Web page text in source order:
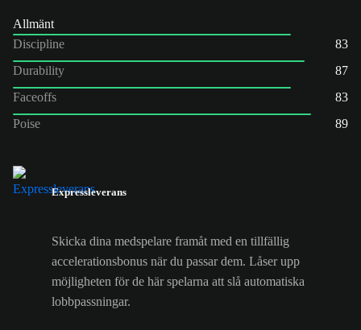
Allmänt
Discipline
83
Durability
87
Faceoffs
83
Poise
89
Expressleverans
Skicka dina medspelare framåt med en tillfällig
accelerationsbonus när du passar dem. Låser upp
möjligheten för de här spelarna att slå automatiska
lobbpassningar.